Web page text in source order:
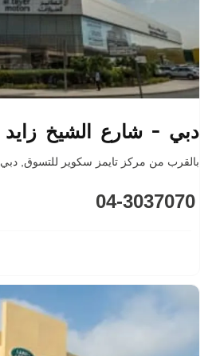
دبي - شارع الشيخ زايد
بالقرب من مركز تايمز سكوير للتسوق, دبي
04-3037070